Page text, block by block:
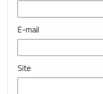
E-mail
Site